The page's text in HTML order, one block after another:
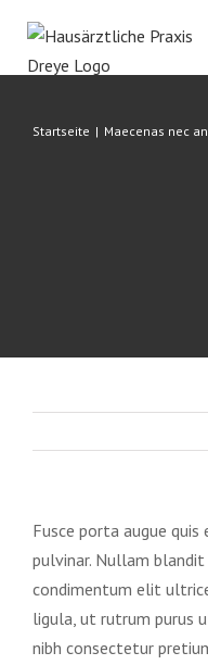
Inhalt
springen
Startseite | Maecenas nec
Fusce porta augue
pulvinar. Nullam
condimentum elit
ligula, ut rutrum purus
nibh consectetur